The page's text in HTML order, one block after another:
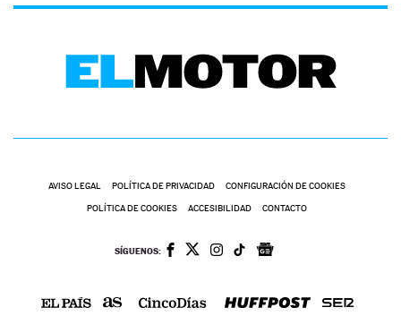
AVISO LEGAL POLÍTICA DE PRIVACIDAD CONFIGURACIÓN DE COOKIES
POLÍTICA DE COOKIES ACCESIBILIDAD CONTACTO
SÍGUENOS: